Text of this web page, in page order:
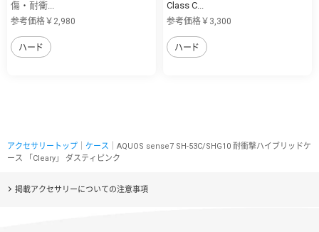
傷・耐衝...
参考価格￥2,980
ハード
Class C...
参考価格￥3,300
ハード
アクセサリートップ ケース ｜AQUOS sense7 SH-53C/SHG10 耐衝撃ハイブリッドケ
ース 「Cleary」 ダスティピンク
掲載アクセサリーについての注意事項